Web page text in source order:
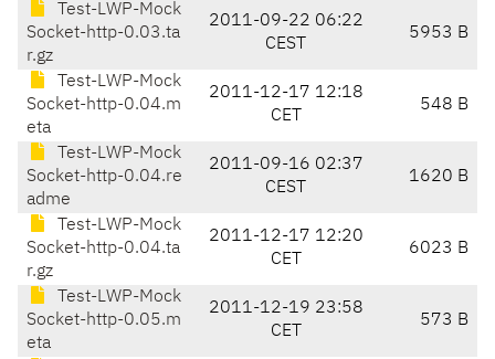
Test-LWP-Mock
Socket-http-0.03.ta
r.gz
2011-09-22 06:22
CEST
5953 B
Test-LWP-Mock
Socket-http-0.04.m
eta
2011-12-17 12:18
CET
548 B
Test-LWP-Mock
Socket-http-0.04.re
adme
2011-09-16 02:37
CEST
1620 B
Test-LWP-Mock
Socket-http-0.04.ta
r.gz
2011-12-17 12:20
CET
6023 B
Test-LWP-Mock
Socket-http-0.05.m
eta
2011-12-19 23:58
CET
573 B